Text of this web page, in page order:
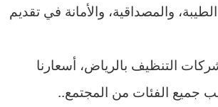
والمصداقية، والأمانة في تقديم
التنظيف بالرياض، أسعارنا
جميع الفئات من المجتمع..